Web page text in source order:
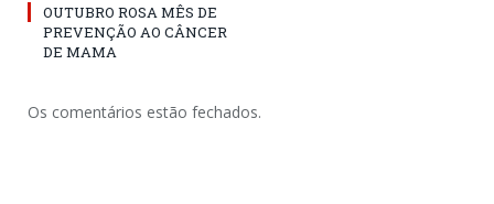
OUTUBRO ROSA MÊS DE
PREVENÇÃO AO CÂNCER
DE MAMA
Os comentários estão fechados.